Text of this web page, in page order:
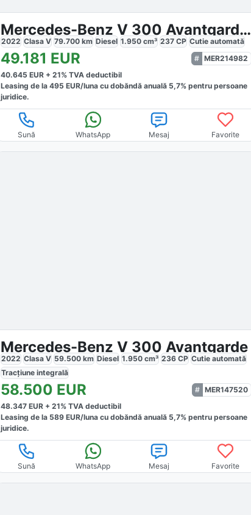
Mercedes-Benz V 300 Avantgarde Kompakt
2022 Clasa V 79.700 km Diesel 1.950 cm³ 237 CP Cutieautomată
49.181 EUR
MER214982
40.645 EUR +21% TVA deductibil
Leasing de la495 EUR/luna cu dobăndă anuală 5,7% pentru persoane
juridice.
Sună WhatsApp Mesaj Favorite
Mercedes-Benz V 300 Avantgarde
2022 Clasa V 59.500 km Diesel 1.950 cm³ 236 CP Cutieautomată
Tracțiuneintegrală
58.500 EUR
MER147520
48.347 EUR +21% TVA deductibil
Leasing de la 589 EUR/luna cu dobăndă anuală 5,7% pentru persoane
juridice.
Sună WhatsApp Mesaj Favorite